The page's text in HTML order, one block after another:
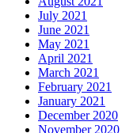
July 2021
June 2021
May 2021
April 2021
March 2021
February 2021
January 2021
December 2020
November 2020